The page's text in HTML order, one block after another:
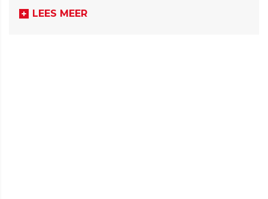
LEES MEER